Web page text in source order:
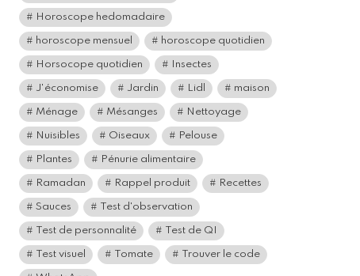
Horoscope hedomadaire
horoscope mensuel horoscope quotidien
Horsocope quotidien Insectes
J'économise Jardin Lidl maison
Ménage Mésanges Nettoyage
Nuisibles Oiseaux Pelouse
Plantes Pénurie alimentaire
Ramadan Rappel produit Recettes
Sauces Test d'observation
Test de personnalité Test de QI
Test visuel Tomate Trouver le code